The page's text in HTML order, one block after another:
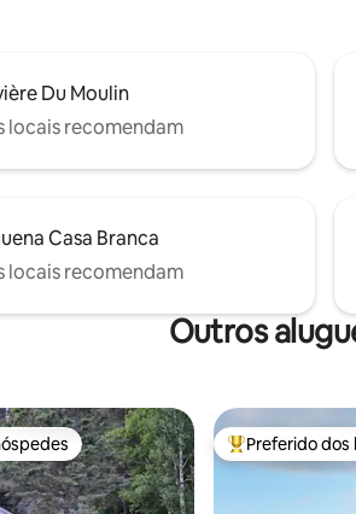
Du Moulin
locais recomendam
Casa Branca
locais recomendam
Outros
preferidos dos hóspedes Entre os
Preferido dos